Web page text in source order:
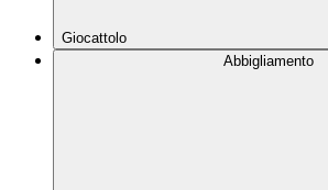
Giocattolo
Abbigliamento